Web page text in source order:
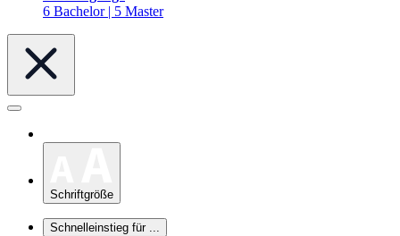
6 Bachelor | 5 Master
Schriftgröße
Schnelleinstieg für ...